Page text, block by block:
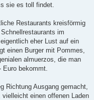
sie es toll findet.
Restaurants kreisförmig
im
eher Lust auf ein
einen Burger mit Pommes,
almuerzos, die man
bekommt.
Richtung Ausgang gemacht,
einen offenen Laden